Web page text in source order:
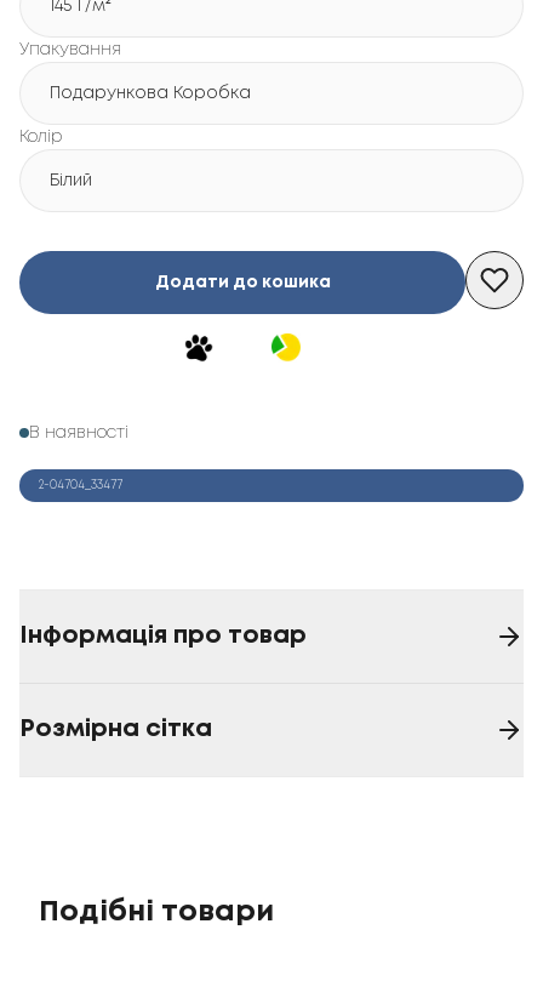
145 Г/м²
Упакування
Подарункова Коробка
Колір
Білий
Додати до кошика
В наявності
2-04704_33477
Інформація про товар
Розмірна сітка
Подібні товари